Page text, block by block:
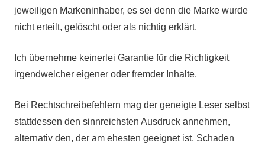
jeweiligen Markeninhaber, es sei denn die Marke wurde
nicht erteilt, gelöscht oder als nichtig erklärt.
Ich übernehme keinerlei Garantie für die Richtigkeit
irgendwelcher eigener oder fremder Inhalte.
Bei Rechtschreibefehlern mag der geneigte Leser selbst
stattdessen den sinnreichsten Ausdruck annehmen,
alternativ den, der am ehesten geeignet ist, Schaden